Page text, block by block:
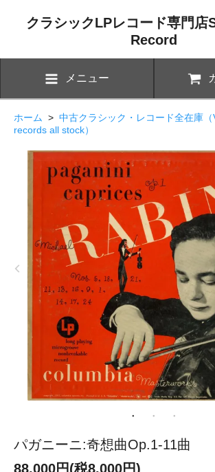
クラシックLPレコード専門
Record
メニュー
ホーム > 中古クラシック・レコード全在庫
records all stock）
パガニーニ:奇想曲Op.1-11曲
88,000円(税8,000円)